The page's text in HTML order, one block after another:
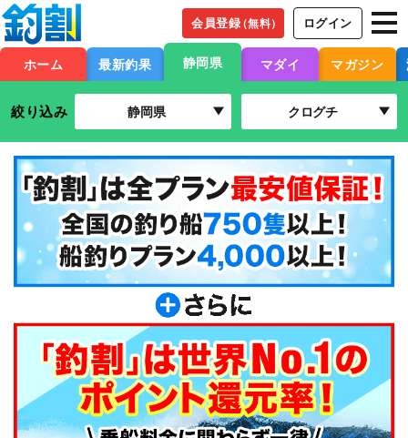
会員登録（無料） ログイン
ホーム 最新釣果 静岡県 マダイ マガジン
絞り込み 静岡県 クログチ